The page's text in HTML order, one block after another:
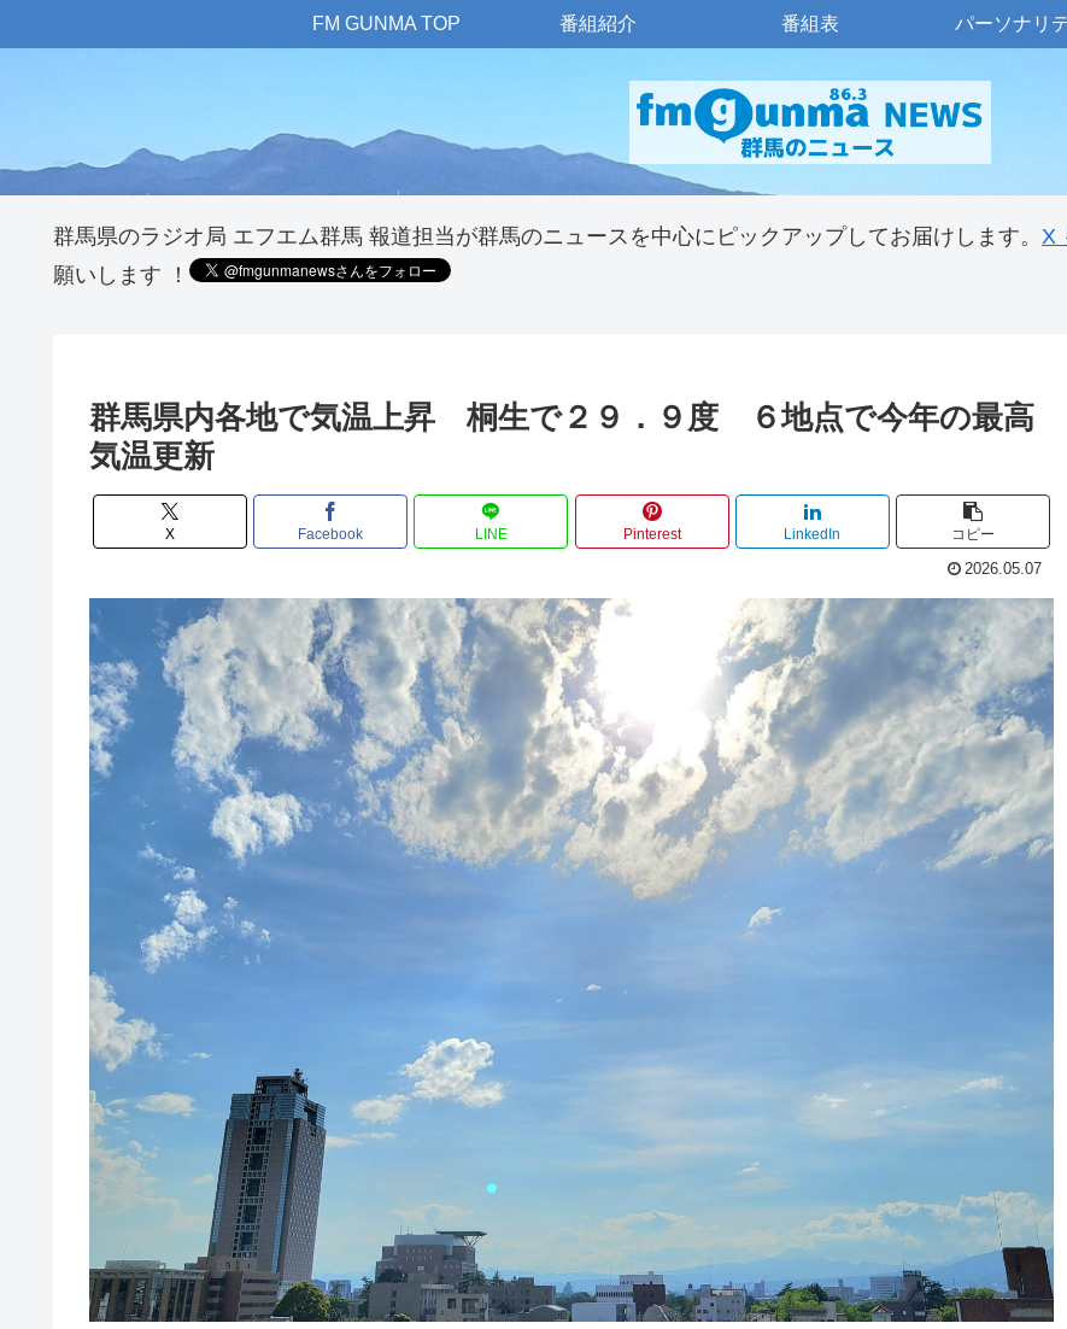
FM GUNMA TOP 番組紹介 番組表 パーソナリ
群馬県のラジオ局 エフエム群馬 報道担当が群馬のニュースを中心にピックアップしてお届けします。 X
願いします ！
群馬県内各地で気温上昇 桐生で２９．９度 ６地点で今年の最高
気温更新
X Facebook LINE Pinterest LinkedIn コピー
2026.05.07